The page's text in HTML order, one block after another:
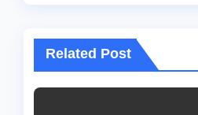
Related Post